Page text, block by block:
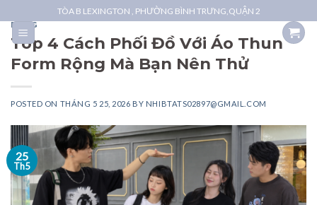
to
content
TÒA B LEXINGTON , PHƯỜNG BÌNH TRƯNG,QUẬN 2
BLOG
Top 4 Cách Phối Đồ Với Áo Thun
Form Rộng Mà Bạn Nên Thử
POSTED ON THÁNG 5 25, 2026 BY NHIBTATS02897@GMAIL.COM
25
Th5